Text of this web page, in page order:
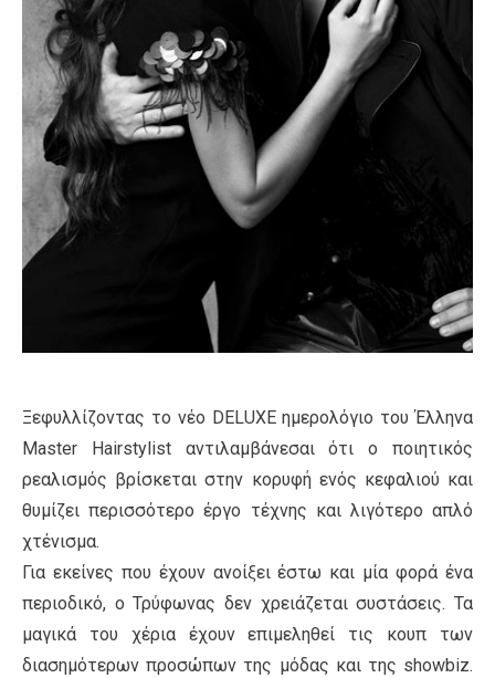
Ξεφυλλίζοντας το νέο DELUXE ημερολόγιο του Έλληνα
Master Hairstylist αντιλαμβάνεσαι ότι ο ποιητικός
ρεαλισμός βρίσκεται στην κορυφή ενός κεφαλιού και
θυμίζει περισσότερο έργο τέχνης και λιγότερο απλό
χτένισμα.
Για εκείνες που έχουν ανοίξει έστω και μία φορά ένα
περιοδικό, ο Τρύφωνας δεν χρειάζεται συστάσεις. Τα
μαγικά του χέρια έχουν επιμεληθεί τις κουπ των
διασημότερων προσώπων της μόδας και της showbiz.